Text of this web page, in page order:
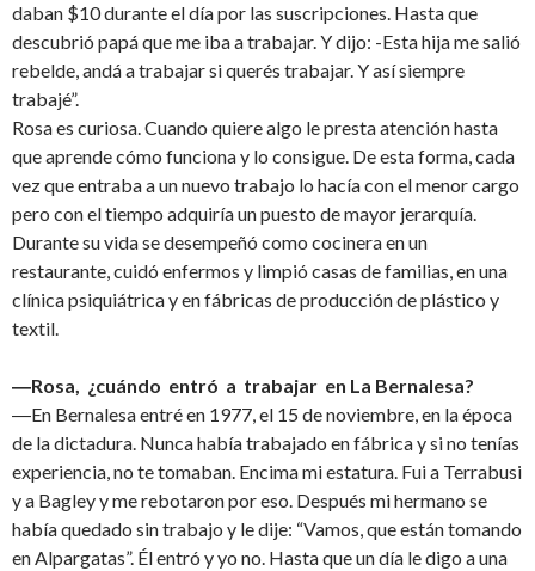
daban $10 durante el día por las suscripciones. Hasta que
descubrió papá que me iba a trabajar. Y dijo: -Esta hija me salió
rebelde, andá a trabajar si querés trabajar. Y así siempre
trabajé”.
Rosa es curiosa. Cuando quiere algo le presta atención hasta
que aprende cómo funciona y lo consigue. De esta forma, cada
vez que entraba a un nuevo trabajo lo hacía con el menor cargo
pero con el tiempo adquiría un puesto de mayor jerarquía.
Durante su vida se desempeñó como cocinera en un
restaurante, cuidó enfermos y limpió casas de familias, en una
clínica psiquiátrica y en fábricas de producción de plástico y
textil.
―Rosa, ¿cuándo entró a trabajar en La Bernalesa?
―En Bernalesa entré en 1977, el 15 de noviembre, en la época
de la dictadura. Nunca había trabajado en fábrica y si no tenías
experiencia, no te tomaban. Encima mi estatura. Fui a Terrabusi
y a Bagley y me rebotaron por eso. Después mi hermano se
había quedado sin trabajo y le dije: “Vamos, que están tomando
en Alpargatas”. Él entró y yo no. Hasta que un día le digo a una